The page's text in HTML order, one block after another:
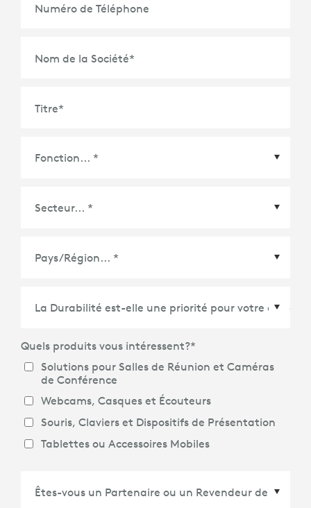
Numéro de Téléphone
Nom de la Société*
Titre*
Quels produits vous intéressent?*
Solutions pour Salles de Réunion et Caméras
de Conférence
Webcams, Casques et Écouteurs
Souris, Claviers et Dispositifs de Présentation
Tablettes ou Accessoires Mobiles